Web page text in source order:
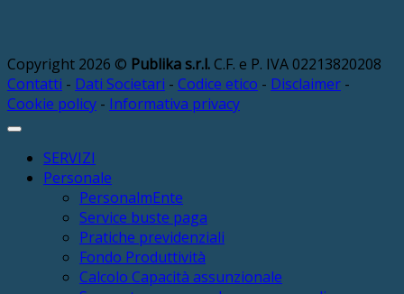
Copyright 2026 © Publika s.r.l. C.F. e P. IVA 02213820208
Contatti - Dati Societari - Codice etico - Disclaimer -
Cookie policy - Informativa privacy
SERVIZI
Personale
PersonalmEnte
Service buste paga
Pratiche previdenziali
Fondo Produttività
Calcolo Capacità assunzionale